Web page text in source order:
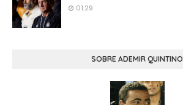
01:29
SOBRE ADEMIR QUINTINO